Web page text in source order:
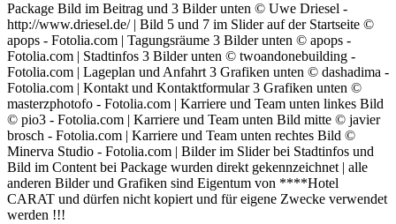
Package Bild im Beitrag und 3 Bilder unten © Uwe Driesel -
http://www.driesel.de/ | Bild 5 und 7 im Slider auf der Startseite ©
apops - Fotolia.com | Tagungsräume 3 Bilder unten © apops -
Fotolia.com | Stadtinfos 3 Bilder unten © twoandonebuilding -
Fotolia.com | Lageplan und Anfahrt 3 Grafiken unten © dashadima -
Fotolia.com | Kontakt und Kontaktformular 3 Grafiken unten ©
masterzphotofo - Fotolia.com | Karriere und Team unten linkes Bild
© pio3 - Fotolia.com | Karriere und Team unten Bild mitte © javier
brosch - Fotolia.com | Karriere und Team unten rechtes Bild ©
Minerva Studio - Fotolia.com | Bilder im Slider bei Stadtinfos und
Bild im Content bei Package wurden direkt gekennzeichnet | alle
anderen Bilder und Grafiken sind Eigentum von ****Hotel
CARAT und dürfen nicht kopiert und für eigene Zwecke verwendet
werden !!!